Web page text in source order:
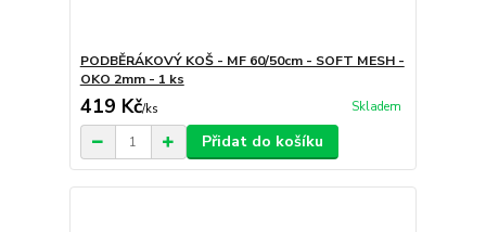
PODBĚRÁKOVÝ KOŠ - MF 60/50cm - SOFT MESH -
OKO 2mm - 1 ks
419 Kč/ks Skladem
Přidat do košíku